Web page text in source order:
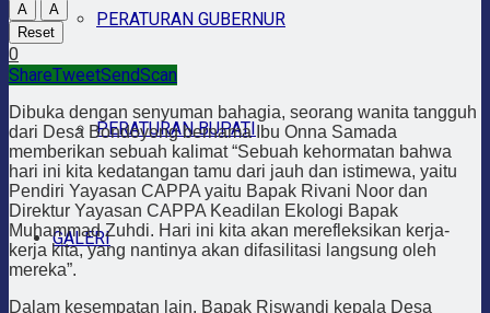
PERATURAN GUBERNUR
PERATURAN BUPATI
GALERI
A
A
Reset
0
ShareTweetSendScan
Dibuka dengan senyuman bahagia, seorang wanita tangguh
dari Desa Bondoyong bernama Ibu Onna Samada
memberikan sebuah kalimat “Sebuah kehormatan bahwa
hari ini kita kedatangan tamu dari jauh dan istimewa, yaitu
Pendiri Yayasan CAPPA yaitu Bapak Rivani Noor dan
Direktur Yayasan CAPPA Keadilan Ekologi Bapak
Muhammad Zuhdi. Hari ini kita akan merefleksikan kerja-
kerja kita, yang nantinya akan difasilitasi langsung oleh
mereka”.
Dalam kesempatan lain, Bapak Riswandi kepala Desa